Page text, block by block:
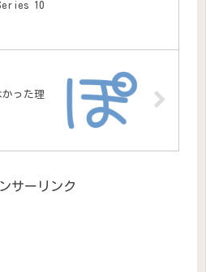
10
かった理
サーリンク